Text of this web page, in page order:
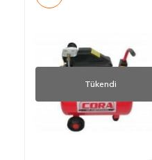
Tükendi